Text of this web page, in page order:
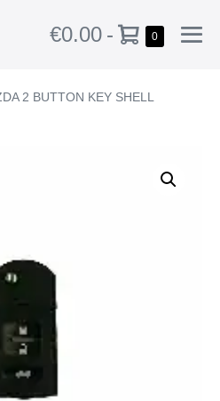
€0.00 - 0
2 BUTTON KEY SHELL